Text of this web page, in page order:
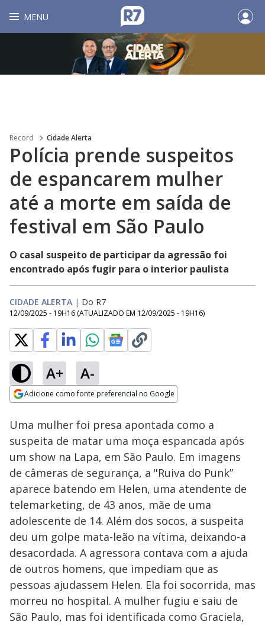
MENU
Record Cidade Alerta
Polícia prende suspeitos
de espancarem mulher
até a morte em saída de
festival em São Paulo
O casal suspeito de participar da agressão foi
encontrado após fugir para o interior paulista
CIDADE ALERTA | Do R7
12/09/2025 - 19H16 (ATUALIZADO EM 12/09/2025 - 19H16)
A+ A-
Adicione como fonte preferencial no Google
Ativar
Loaded:
5.84%
Uma mulher foi presa apontada como a
suspeita de matar uma moça espancada após
um show na Lapa, em São Paulo. Em imagens
de câmeras de segurança, a "Ruiva do Punk”
aparece batendo em Helen, uma atendente de
telemarketing, de 43 anos, mãe de uma
adolescente de 14. Além dos socos, a suspeita
deu um golpe mata-leão na vítima, deixando-a
desacordada. A agressora contava com a ajuda
de outros homens, que impediam que as
pessoas ajudassem Helen. Ela foi socorrida, mas
morreu no hospital. A mulher fugiu e saiu de
São Paulo, mas foi identificada como Graciela,